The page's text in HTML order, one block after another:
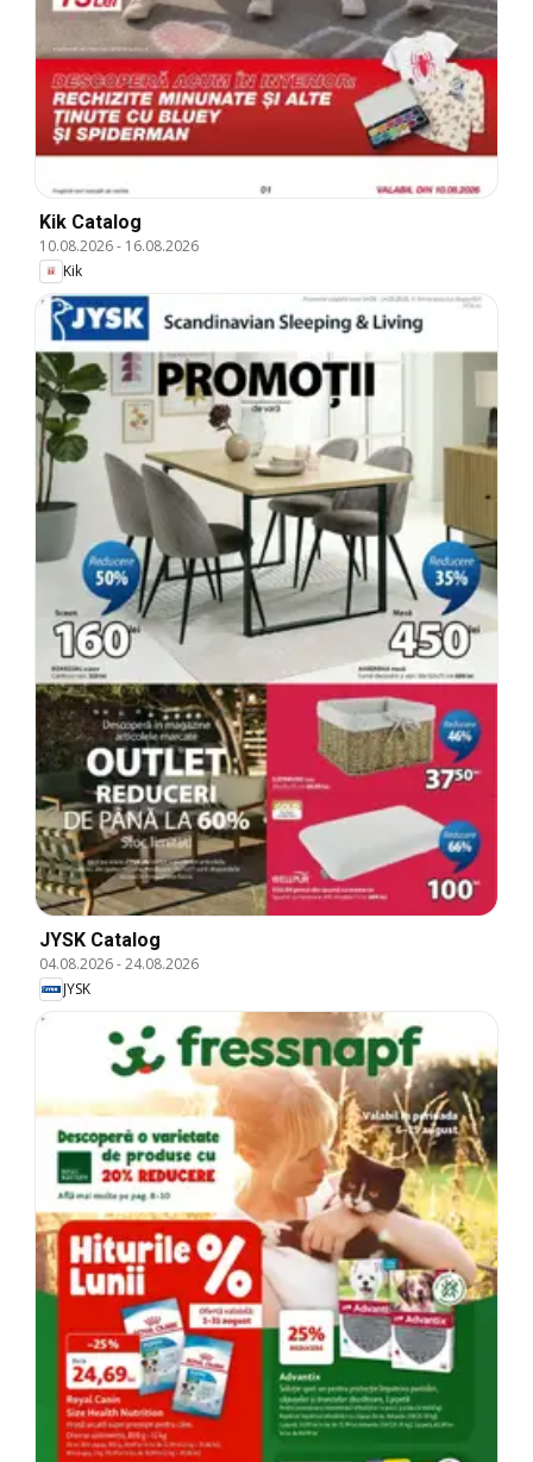
Kik Catalog
10.08.2026- 16.08.2026
Kik
JYSK Catalog
04.08.2026-24.08.2026
JYSK